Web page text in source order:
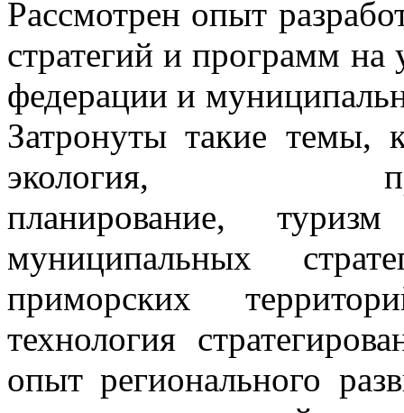
Рассмотрен опыт
стратегий и программ на
федерации и
Затронуты такие темы,
экология,
планирование,
муниципальных
приморских
технология
опыт регионального